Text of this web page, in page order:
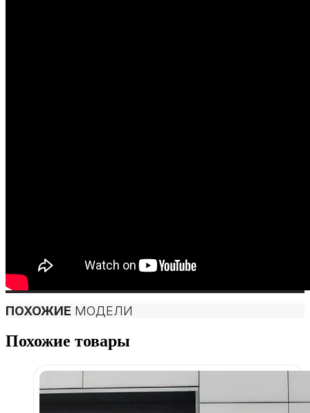
ПОХОЖИЕ МОДЕЛИ
Похожие товары